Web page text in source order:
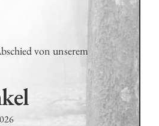
von unserem